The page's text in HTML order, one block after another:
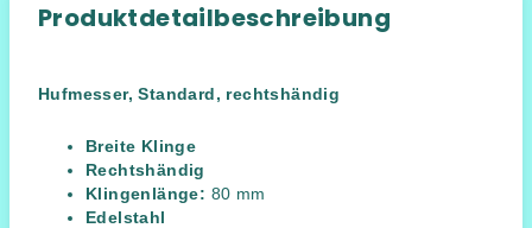
Produktdetailbeschreibung
Hufmesser, Standard, rechtshändig
Breite Klinge
Rechtshändig
Klingenlänge: 80 mm
Edelstahl